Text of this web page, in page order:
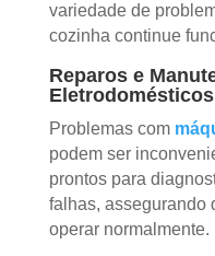
variedade de
cozinha continue
Reparos e
Problemas com
podem ser
prontos para
falhas, assegurando
operar normalmente.